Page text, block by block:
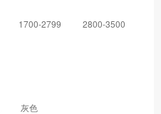
1700-2799 2800-3500
灰色